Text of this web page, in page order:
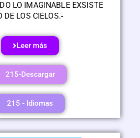
LO IMAGINABLE EXSISTE
DE LOS CIELOS.-
Leer más
215-Descargar
215 - Idiomas